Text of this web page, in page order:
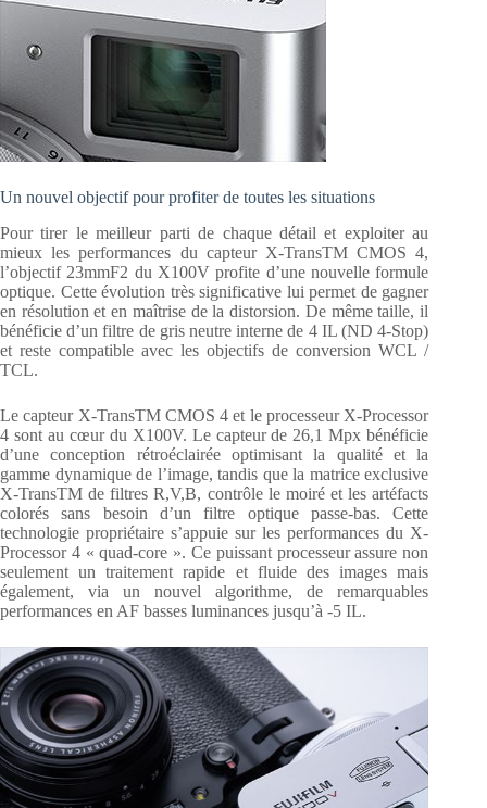
Un nouvel objectif pour profiter de toutes les situations
Pour tirer le meilleur parti de chaque détail et exploiter au
mieux les performances du capteur X-TransTM CMOS 4,
l’objectif 23mmF2 du X100V profite d’une nouvelle formule
optique. Cette évolution très significative lui permet de gagner
en résolution et en maîtrise de la distorsion. De même taille, il
bénéficie d’un filtre de gris neutre interne de 4 IL (ND 4-Stop)
et reste compatible avec les objectifs de conversion WCL /
TCL.
Le capteur X-TransTM CMOS 4 et le processeur X-Processor
4 sont au cœur du X100V. Le capteur de 26,1 Mpx bénéficie
d’une conception rétroéclairée optimisant la qualité et la
gamme dynamique de l’image, tandis que la matrice exclusive
X-TransTM de filtres R,V,B, contrôle le moiré et les artéfacts
colorés sans besoin d’un filtre optique passe-bas. Cette
technologie propriétaire s’appuie sur les performances du X-
Processor 4 « quad-core ». Ce puissant processeur assure non
seulement un traitement rapide et fluide des images mais
également, via un nouvel algorithme, de remarquables
performances en AF basses luminances jusqu’à -5 IL.